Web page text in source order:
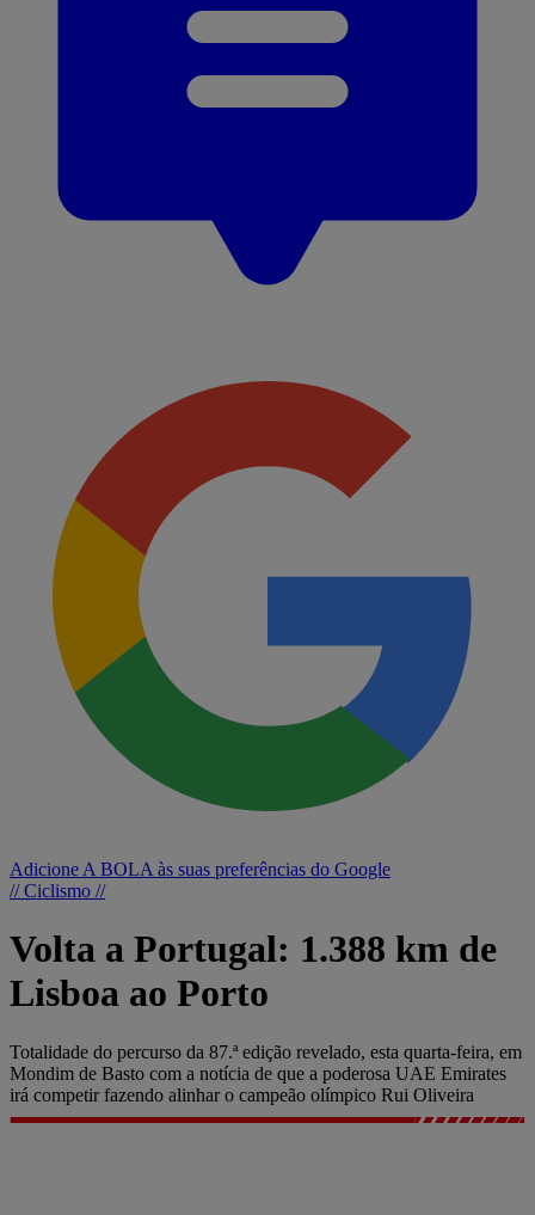
Adicione A BOLA às suas preferências do Google
// Ciclismo //
Volta a Portugal: 1.388 km de
Lisboa ao Porto
Totalidade do percurso da 87.ª edição revelado, esta quarta-feira, em
Mondim de Basto com a notícia de que a poderosa UAE Emirates
irá competir fazendo alinhar o campeão olímpico Rui Oliveira